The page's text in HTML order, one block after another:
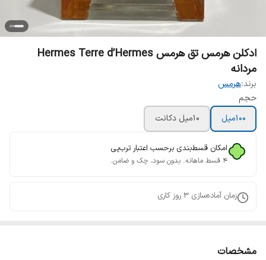
‎ادکلن هرمس تق هرمس Hermes Terre d’Hermes
مردانه
برند:هرمس
حجم
100ميل
10ميل دکانت
امکان قسط‌بندی برحسب اعتبار ترب‌پی
۴ قسط ماهانه. بدون سود، چک و ضامن.
زمان آماده‌سازی 3 روز کاری
مشخصات